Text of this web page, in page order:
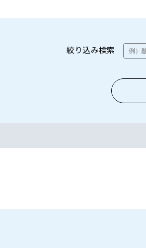
絞り込み検索